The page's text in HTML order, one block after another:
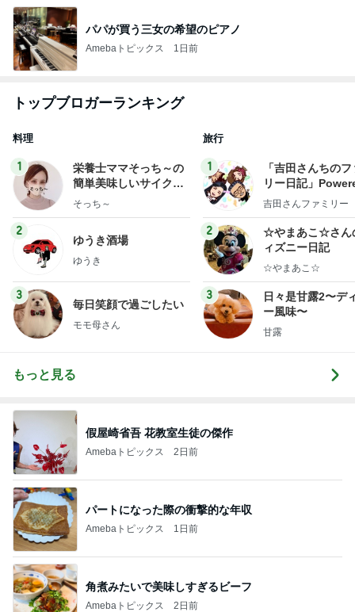
パパが買う三女の希望のピアノ
Amebaトピックス 1日前
トップブロガーランキング
料理
1
栄養士ママそっち～の
簡単美味しいサイクル
献立
そっち～
2
ゆうき酒場
ゆうき
3
毎日笑顔で過ごしたい
モモ母さん
旅行
1
「吉田さんちの
リー日記」
y Ameba 吉田さ
ログ
吉田さんファミリー
2
☆やまあこ☆さん
ィズニー日記
☆やまあこ☆
3
日々是甘露2〜デ
ー風味〜
甘露
もっと見る
假屋崎省吾 花教室生徒の傑作
Amebaトピックス 2日前
パートになった際の衝撃的な年収
Amebaトピックス 1日前
角煮みたいで美味しすぎるビーフ
Amebaトピックス 2日前